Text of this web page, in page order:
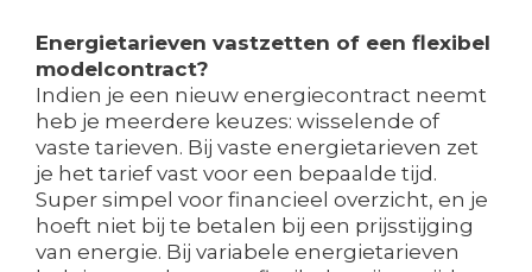
Energietarieven vastzetten of een flexibel
modelcontract?
Indien je een nieuw energiecontract neemt
heb je meerdere keuzes: wisselende of
vaste tarieven. Bij vaste energietarieven zet
je het tarief vast voor een bepaalde tijd.
Super simpel voor financieel overzicht, en je
hoeft niet bij te betalen bij een prijsstijging
van energie. Bij variabele energietarieven